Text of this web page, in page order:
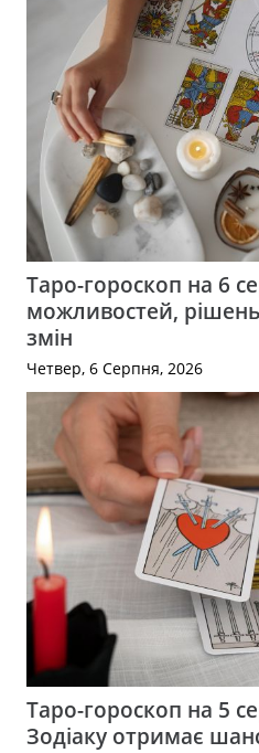
Таро-гороскоп на 6
можливостей, рішень
змін
Четвер, 6 Серпня, 2026
Таро-гороскоп на 5
Зодіаку отримає